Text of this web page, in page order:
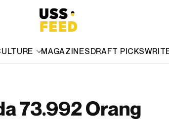
MAGAZINESDRAFT PICKS
73.992 Orang